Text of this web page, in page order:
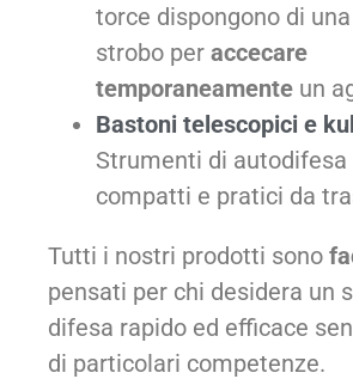
torce dispongono di
strobo per accecare
temporaneamente un
Bastoni telescopici e
Strumenti di autodifesa
compatti e pratici da
Tutti i nostri prodotti sono
pensati per chi desidera un
difesa rapido ed efficace
di particolari competenze.